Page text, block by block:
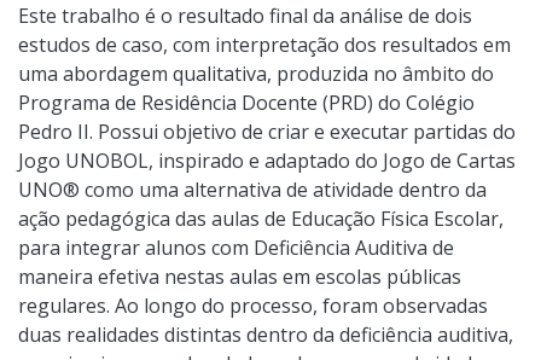
Este trabalho é o resultado final da análise de dois
estudos de caso, com interpretação dos resultados em
uma abordagem qualitativa, produzida no âmbito do
Programa de Residência Docente (PRD) do Colégio
Pedro II. Possui objetivo de criar e executar partidas do
Jogo UNOBOL, inspirado e adaptado do Jogo de Cartas
UNO® como uma alternativa de atividade dentro da
ação pedagógica das aulas de Educação Física Escolar,
para integrar alunos com Deficiência Auditiva de
maneira efetiva nestas aulas em escolas públicas
regulares. Ao longo do processo, foram observadas
duas realidades distintas dentro da deficiência auditiva,